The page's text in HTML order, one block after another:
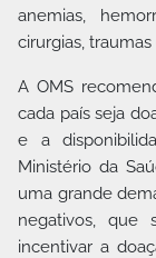
anemias,
cirurgias,
A OMS
cada país seja
e a
Ministério da
uma grande
negativos, que
incentivar a